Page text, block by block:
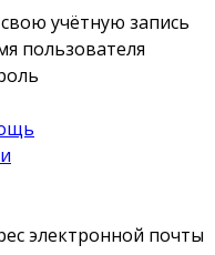
учётную запись
пользователя
электронной почты